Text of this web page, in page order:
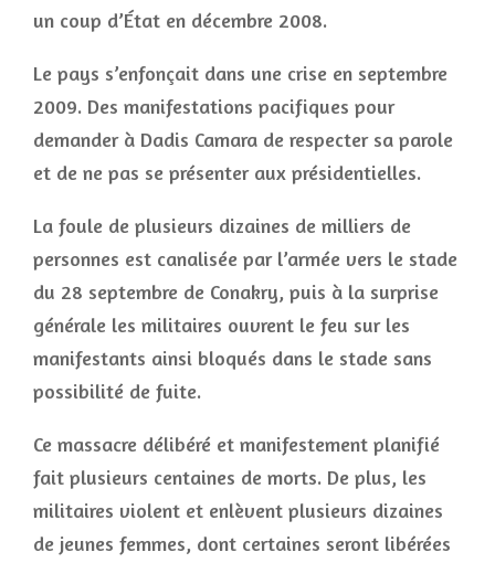
un coup d’État en décembre 2008.
Le pays s’enfonçait dans une crise en septembre
2009. Des manifestations pacifiques pour
demander à Dadis Camara de respecter sa parole
et de ne pas se présenter aux présidentielles.
La foule de plusieurs dizaines de milliers de
personnes est canalisée par l’armée vers le stade
du 28 septembre de Conakry, puis à la surprise
générale les militaires ouvrent le feu sur les
manifestants ainsi bloqués dans le stade sans
possibilité de fuite.
Ce massacre délibéré et manifestement planifié
fait plusieurs centaines de morts. De plus, les
militaires violent et enlèvent plusieurs dizaines
de jeunes femmes, dont certaines seront libérées